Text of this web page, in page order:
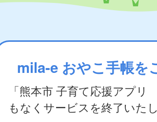
mila-e おやこ手帳を
「熊本市 子育て応援アプ
もなくサービスを終了いたし